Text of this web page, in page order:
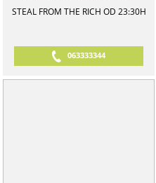
STEAL FROM THE RICH OD 23:30H
063333344